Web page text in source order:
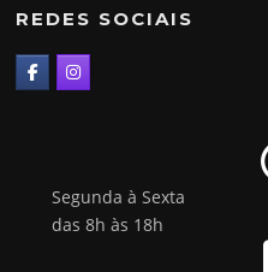
REDES SOCIAIS
Segunda à Sexta
das 8h às 18h